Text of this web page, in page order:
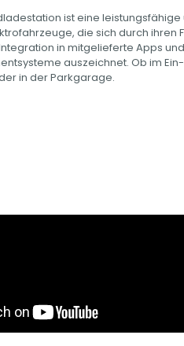
ist eine
die sich durch ihren
in mitgelieferte Apps
auszeichnet. Ob im
in der Parkgarage.